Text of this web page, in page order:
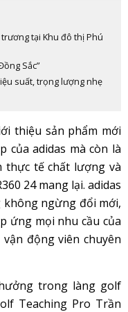
tại Khu đô thị Phú
Sắc”
suất, trọng lượng nhẹ
thiệu sản phẩm mới
của adidas mà còn là
thực tế chất lượng và
24 mang lại. adidas
không ngừng đổi mới,
ứng mọi nhu cầu của
động viên chuyên
trong làng golf
Teaching Pro Trần